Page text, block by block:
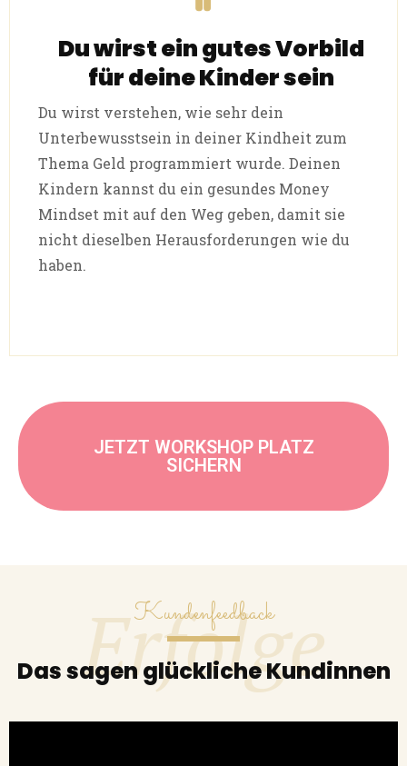
Du wirst ein gutes Vorbild
für deine Kinder sein
Du wirst verstehen, wie sehr dein
Unterbewusstsein in deiner Kindheit zum
Thema Geld programmiert wurde. Deinen
Kindern kannst du ein gesundes Money
Mindset mit auf den Weg geben, damit sie
nicht dieselben Herausforderungen wie du
haben.
JETZT WORKSHOP PLATZ
SICHERN
Erfolge
Kundenfeedback
Das sagen glückliche Kundinnen